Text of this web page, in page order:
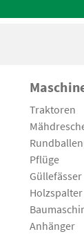
Traktoren
Pflüge
Güllefässer
Holzspalter
Anhänger